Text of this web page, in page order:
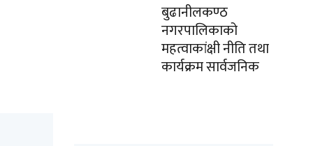
बुढानीलकण्ठ
नगरपालिकाको
महत्वाकांक्षी नीति तथा
कार्यक्रम सार्वजनिक